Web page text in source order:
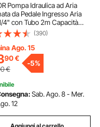
Pompa Idraulica ad Aria
da Pedale Ingresso Aria
4" con Tubo 2m Capacità
1,6L, Pompa Pneumatica a
Pressione Max. 10000 PSI
2m Capienza del
1,6L
(390)
Ago. 15
90€
€
-5%
Sab. Ago. 8 - Mer.
12